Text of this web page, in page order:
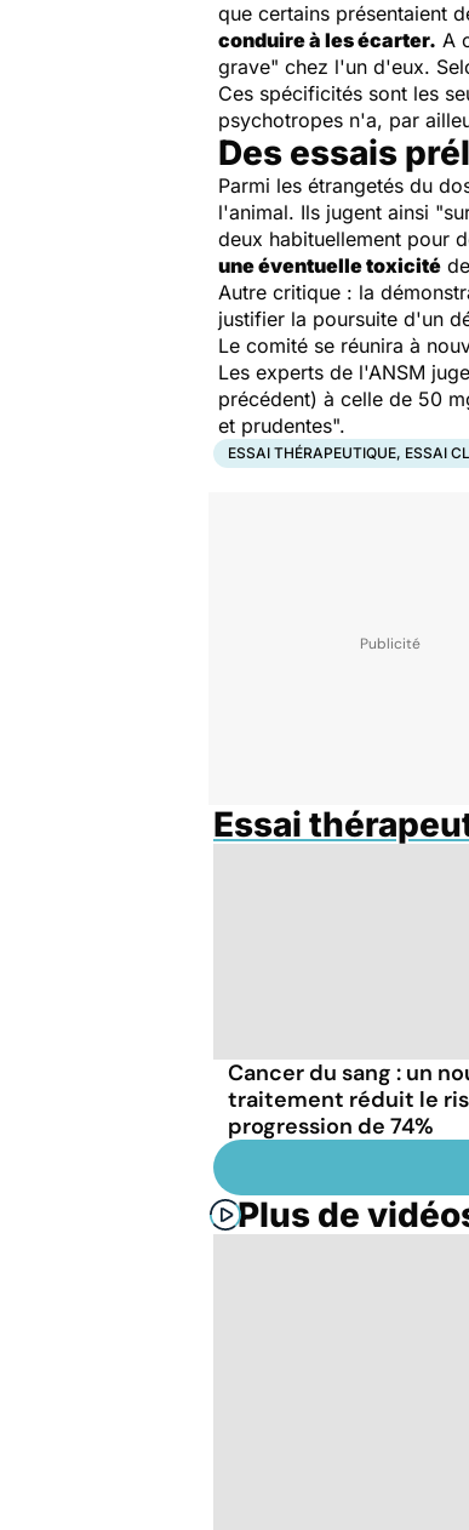
que certains présentaient
conduire à les écarter. A
grave" chez l'un d'eux.
Ces spécificités sont les
psychotropes n'a, par
Des essais
Parmi les étrangetés du
l'animal. Ils jugent ainsi
deux habituellement pour
une éventuelle toxicité
Autre critique : la
justifier la poursuite d'un
Le comité se réunira à
Les experts de l'ANSM
précédent) à celle de 50
et prudentes".
ESSAI THÉRAPEUTIQUE, ESSAI
Essai
Cancer du sang : un
traitement réduit le
progression de 74%
Plus de